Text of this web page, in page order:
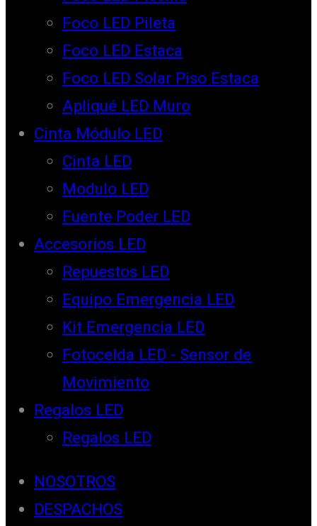
Foco LED Pileta
Foco LED Estaca
Foco LED Solar Piso Estaca
Apliqué LED Muro
Cinta Módulo LED
Cinta LED
Modulo LED
Fuente Poder LED
Accesorios LED
Repuestos LED
Equipo Emergencia LED
Kit Emergencia LED
Fotocelda LED - Sensor de
Movimiento
Regalos LED
Regalos LED
NOSOTROS
DESPACHOS